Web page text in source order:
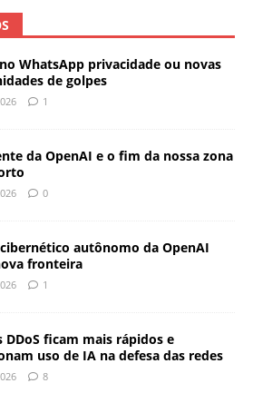
WhatsApp privacidade ou novas
de golpes
1
da OpenAI e o fim da nossa zona
0
autônomo da OpenAI
fronteira
1
DDoS ficam mais rápidos e
uso de IA na defesa das redes
8